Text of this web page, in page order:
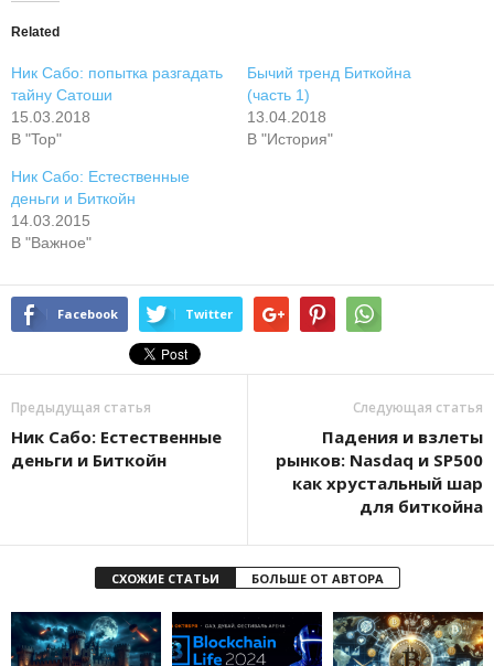
Related
Ник Сабо: попытка разгадать
тайну Сатоши
15.03.2018
В "Top"
Бычий тренд Биткойна
(часть 1)
13.04.2018
В "История"
Ник Сабо: Естественные
деньги и Биткойн
14.03.2015
В "Важное"
Facebook Twitter
Предыдущая статья
Ник Сабо: Естественные
деньги и Биткойн
Следующая статья
Падения и взлеты
рынков: Nasdaq и SP500
как хрустальный шар
для биткойна
СХОЖИЕ СТАТЬИ БОЛЬШЕ ОТ АВТОРА